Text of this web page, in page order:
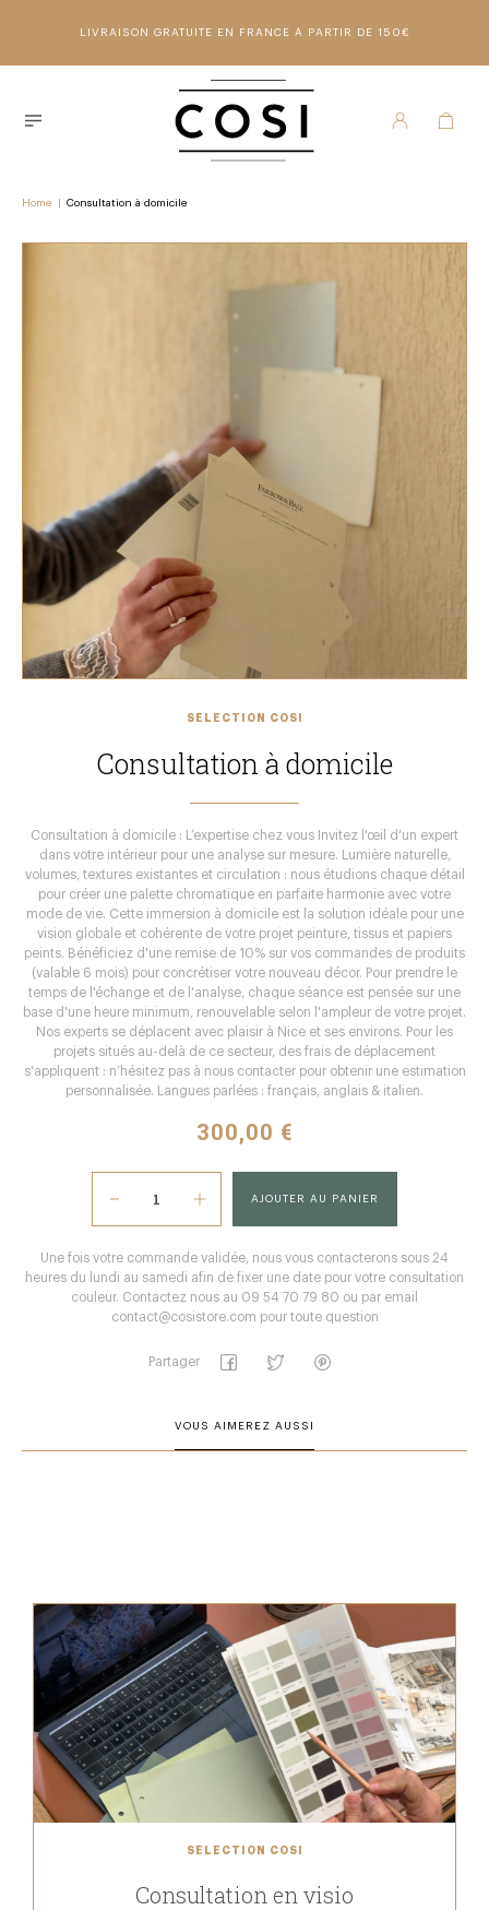
LIVRAISON GRATUITE EN FRANCE À PARTIR DE 150€
Home Consultation à domicile
SÉLECTION COSI
Consultation à domicile
Consultation à domicile : L’expertise chez vous Invitez l'œil d'un expert
dans votre intérieur pour une analyse sur mesure. Lumière naturelle,
volumes, textures existantes et circulation : nous étudions chaque détail
pour créer une palette chromatique en parfaite harmonie avec votre
mode de vie. Cette immersion à domicile est la solution idéale pour une
vision globale et cohérente de votre projet peinture, tissus et papiers
peints. Bénéficiez d'une remise de 10% sur vos commandes de produits
(valable 6 mois) pour concrétiser votre nouveau décor. Pour prendre le
temps de l'échange et de l'analyse, chaque séance est pensée sur une
base d'une heure minimum, renouvelable selon l'ampleur de votre projet.
Nos experts se déplacent avec plaisir à Nice et ses environs. Pour les
projets situés au-delà de ce secteur, des frais de déplacement
s'appliquent : n’hésitez pas à nous contacter pour obtenir une estimation
personnalisée. Langues parlées : français, anglais & italien.
300,00 €
AJOUTER AU PANIER
Une fois votre commande validée, nous vous contacterons sous 24
heures du lundi au samedi afin de fixer une date pour votre consultation
couleur. Contactez nous au 09 54 70 79 80 ou par email
contact@cosistore.com pour toute question
Partager
VOUS AIMEREZ AUSSI
SÉLECTION COSI
Consultation en visio